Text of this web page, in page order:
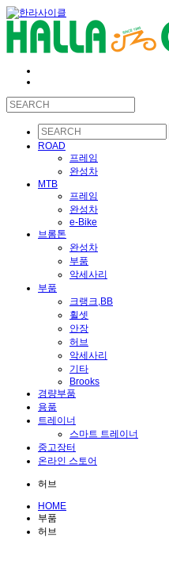
ROAD
프레임
완성차
MTB
프레임
완성차
e-Bike
브롬톤
완성차
부품
악세사리
부품
크랭크,BB
휠셋
안장
허브
악세사리
기타
Brooks
경량부품
용품
트레이너
스마트 트레이너
중고장터
온라인 스토어
허브
HOME
부품
허브